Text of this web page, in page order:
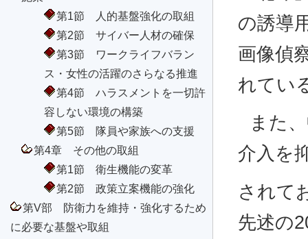
第1節 人的基盤強化の取組
第2節 サイバー人材の確保
第3節 ワークライフバラン
ス・女性の活躍のさらなる推進
第4節 ハラスメントを一切許
容しない環境の構築
第5節 隊員や家族への支援
第4章 その他の取組
第1節 衛生機能の変革
第2節 政策立案機能の強化
第V部 防衛力を維持・強化するため
に必要な基盤や取組
の誘導
画像偵
れてい
また
介入を
されて
先述の